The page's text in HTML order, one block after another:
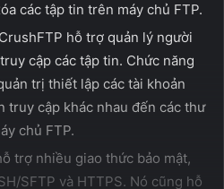
các tập tin trên máy chủ FTP.
hỗ trợ quản lý người
cập các tập tin. Chức năng
trị thiết lập các tài khoản
truy cập khác nhau đến các thư
chủ FTP.
trợ nhiều giao thức bảo mật,
SFTP và HTTPS. Nó cũng hỗ